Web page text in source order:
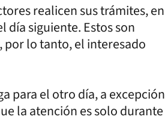
realicen sus trámites, en
día siguiente. Estos son
lo tanto, el interesado
para el otro día, a excepción
la atención es solo durante